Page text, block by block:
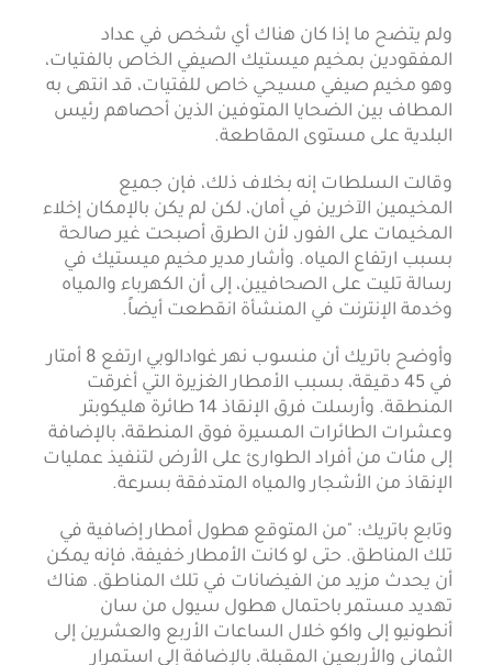
ولم يتضح ما إذا كان هناك أي شخص في عداد
المفقودين بمخيم ميستيك الصيفي الخاص بالفتيات،
وهو مخيم صيفي مسيحي خاص للفتيات، قد انتهى به
المطاف بين الضحايا المتوفين الذين أحصاهم رئيس
البلدية على مستوى المقاطعة.
وقالت السلطات إنه بخلاف ذلك، فإن جميع
المخيمين الآخرين في أمان، لكن لم يكن بالإمكان إخلاء
المخيمات على الفور، لأن الطرق أصبحت غير صالحة
بسبب ارتفاع المياه. وأشار مدير مخيم ميستيك في
رسالة تليت على الصحافيين، إلى أن الكهرباء والمياه
وخدمة الإنترنت في المنشأة انقطعت أيضاً.
وأوضح باتريك أن منسوب نهر غوادالوبي ارتفع 8 أمتار
في 45 دقيقة، بسبب الأمطار الغزيرة التي أغرقت
المنطقة. وأرسلت فرق الإنقاذ 14 طائرة هليكوبتر
وعشرات الطائرات المسيرة فوق المنطقة، بالإضافة
إلى مئات من أفراد الطوارئ على الأرض لتنفيذ عمليات
الإنقاذ من الأشجار والمياه المتدفقة بسرعة.
وتابع باتريك: "من المتوقع هطول أمطار إضافية في
تلك المناطق. حتى لو كانت الأمطار خفيفة، فإنه يمكن
أن يحدث مزيد من الفيضانات في تلك المناطق. هناك
تهديد مستمر باحتمال هطول سيول من سان
أنطونيو إلى واكو خلال الساعات الأربع والعشرين إلى
الثماني والأربعين المقبلة، بالإضافة إلى استمرار